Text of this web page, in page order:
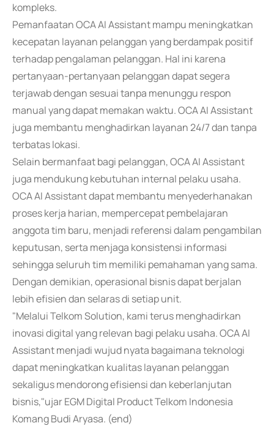
kompleks.
Pemanfaatan OCA AI Assistant mampu meningkatkan
kecepatan layanan pelanggan yang berdampak positif
terhadap pengalaman pelanggan. Hal ini karena
pertanyaan-pertanyaan pelanggan dapat segera
terjawab dengan sesuai tanpa menunggu respon
manual yang dapat memakan waktu. OCA AI Assistant
juga membantu menghadirkan layanan 24/7 dan tanpa
terbatas lokasi.
Selain bermanfaat bagi pelanggan, OCA AI Assistant
juga mendukung kebutuhan internal pelaku usaha.
OCA AI Assistant dapat membantu menyederhanakan
proses kerja harian, mempercepat pembelajaran
anggota tim baru, menjadi referensi dalam pengambilan
keputusan, serta menjaga konsistensi informasi
sehingga seluruh tim memiliki pemahaman yang sama.
Dengan demikian, operasional bisnis dapat berjalan
lebih efisien dan selaras di setiap unit.
"Melalui Telkom Solution, kami terus menghadirkan
inovasi digital yang relevan bagi pelaku usaha. OCA AI
Assistant menjadi wujud nyata bagaimana teknologi
dapat meningkatkan kualitas layanan pelanggan
sekaligus mendorong efisiensi dan keberlanjutan
bisnis,"ujar EGM Digital Product Telkom Indonesia
Komang Budi Aryasa. (end)